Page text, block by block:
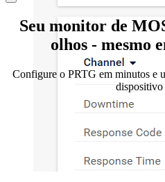
Seu monitor de
olhos - mesmo
Configure o PRTG em minutos e